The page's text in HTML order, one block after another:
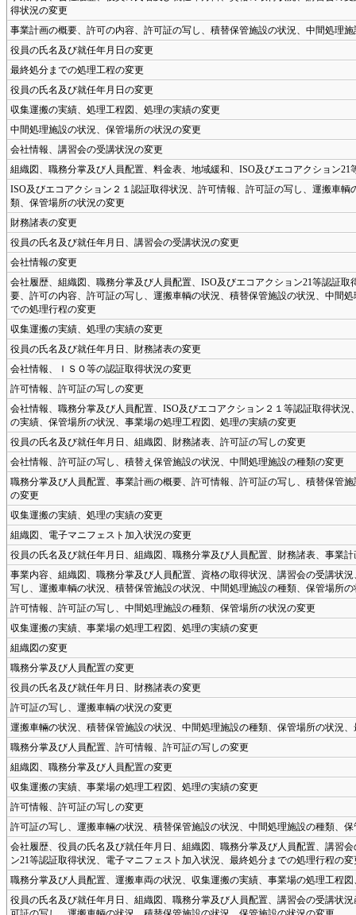
得状況の変更
事業計画の概要、許可の内容、許可証の写し、積替保管施設の状況、中間処理
役員の氏名及び就任年月日の変更
最終処分までの処理工程の変更
役員の氏名及び就任年月日の変更
収集運搬の実績、処理工程図、処理の実績の変更
中間処理施設の状況、保管場所の状況の変更
会社情報、講習会の受講状況の変更
組織図、職務分掌及び人員配置、料金表、地域緩和、ISO及びエコアクション21
ISO及びエコアクション２１認証取得状況、許可情報、許可証の写し、運搬車
類、保管場所の状況の変更
財務諸表の変更
役員の氏名及び就任年月日、講習会の受講状況の変更
会社情報の変更
会社履歴、組織図、職務分掌及び人員配置、ISO及びエコアクション21等認証
要、許可の内容、許可証の写し、運搬車輌の状況、積替保管施設の状況、中間
での処理行程の変更
収集運搬の実績、処理の実績の変更
役員の氏名及び就任年月日、財務諸表の変更
会社情報、ＩＳＯ等の認証取得状況の変更
許可情報、許可証の写しの変更
会社情報、職務分掌及び人員配置、ISO及びエコアクション２１等認証取得状
の実績、保管場所の状況、事業場の処理工程図、処理の実績の変更
役員の氏名及び就任年月日、組織図、財務諸表、許可証の写しの変更
会社情報、許可証の写し、積替え保管施設の状況、中間処理施設の種類の変更
職務分掌及び人員配置、事業計画の概要、許可情報、許可証の写し、積替保管
の変更
収集運搬の実績、処理の実績の変更
組織図、電子マニフェスト加入状況の変更
役員の氏名及び就任年月日、組織図、職務分掌及び人員配置、財務諸表、事業
事業内容、組織図、職務分掌及び人員配置、資格の取得状況、講習会の受講状
写し、運搬車輌の状況、積替保管施設の状況、中間処理施設の種類、保管場所
許可情報、許可証の写し、中間処理施設の種類、保管場所の状況の変更
収集運搬の実績、事業場の処理工程図、処理の実績の変更
組織図の変更
職務分掌及び人員配置の変更
役員の氏名及び就任年月日、財務諸表の変更
許可証の写し、運搬車輌の状況の変更
運搬車輛の状況、積替保管施設の状況、中間処理施設の種類、保管場所の状況
職務分掌及び人員配置、許可情報、許可証の写しの変更
組織図、職務分掌及び人員配置の変更
収集運搬の実績、事業場の処理工程図、処理の実績の変更
許可情報、許可証の写しの変更
許可証の写し、運搬車輛の状況、積替保管施設の状況、中間処理施設の種類、
会社履歴、役員の氏名及び就任年月日、組織図、職務分掌及び人員配置、講習
ン21等認証取得状況、電子マニフェスト加入状況、最終処分までの処理行程の変
職務分掌及び人員配置、運搬車両の状況、収集運搬の実績、事業場の処理工程
役員の氏名及び就任年月日、組織図、職務分掌及び人員配置、講習会の受講状